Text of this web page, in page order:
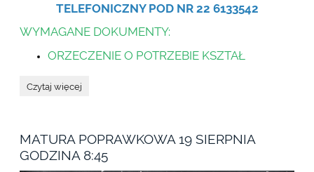
TELEFONICZNY POD NR 22 6133542
WYMAGANE DOKUMENTY:
ORZECZENIE O POTRZEBIE KSZTAŁ
SEKRETARIAT
Czytaj więcej
MATURA POPRAWKOWA 19 SIERPNIA
GODZINA 8:45